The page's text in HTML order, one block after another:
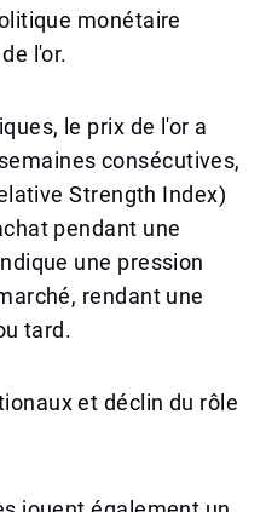
monétaire
l'or.
le prix de l'or a
consécutives,
Strength Index)
pendant une
une pression
rendant une
tard.
et déclin du rôle